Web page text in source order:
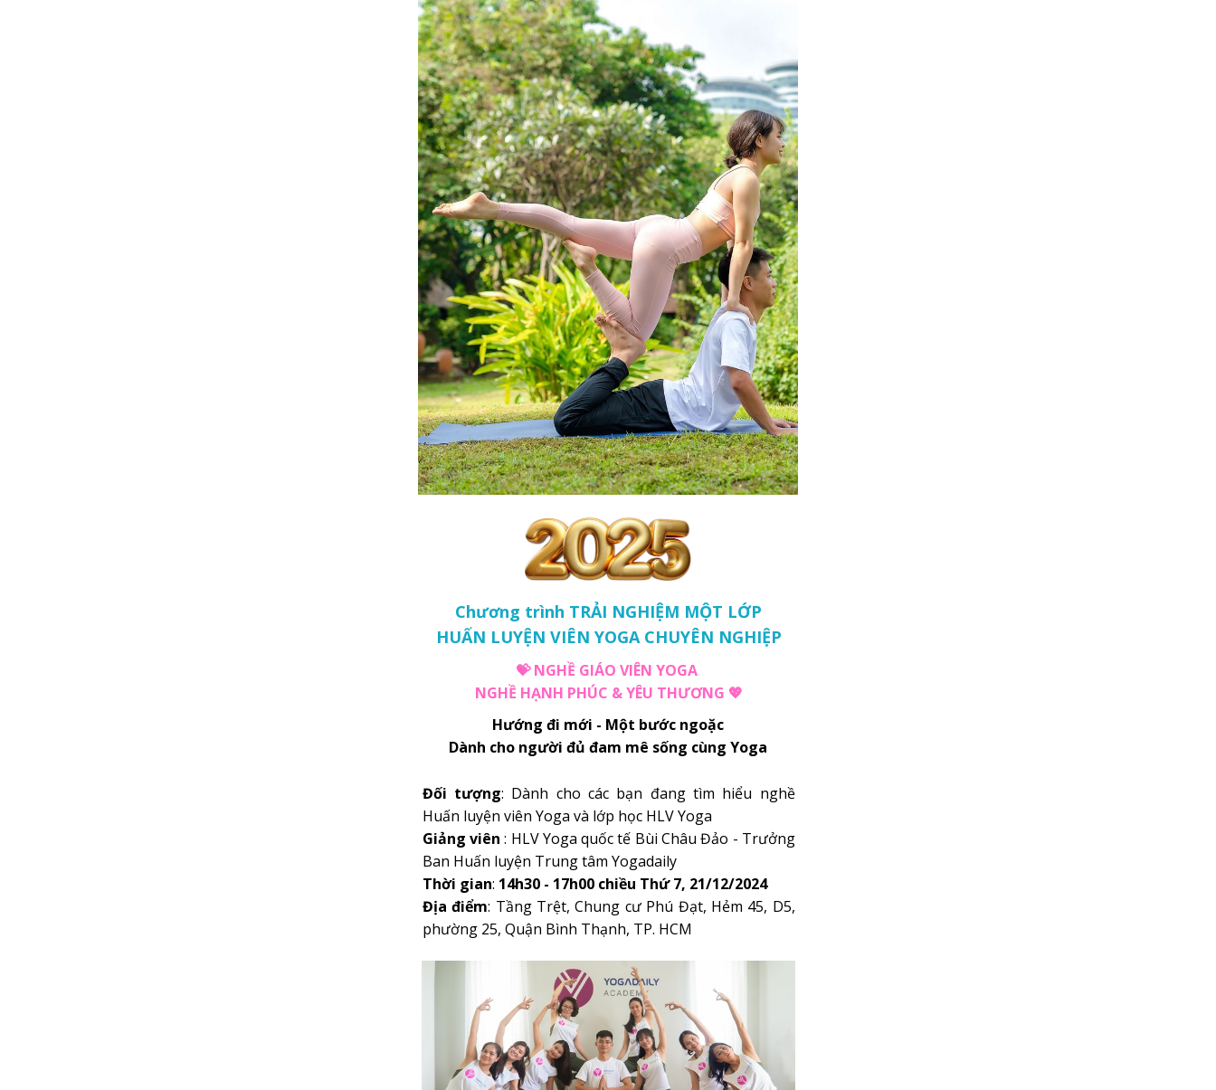
Chương trình TRẢI NGHIỆM MỘT LỚP
HUẤN LUYỆN VIÊN YOGA CHUYÊN NGHIỆP
Đối tượng: Dành cho các bạn đang tìm hiểu nghề
Huấn luyện viên Yoga và lớp học HLV Yoga
Giảng viên : HLV Yoga quốc tế Bùi Châu Đảo - Trưởng
Ban Huấn luyện Trung tâm Yogadaily
Thời gian: 14h30- 17h00 chiều Thứ 7, 21/12/2024
Địa điểm: Tầng Trệt, Chung cư Phú Đạt, Hẻm 45, D5,
phường 25, Quận Bình Thạnh, TP. HCM
💝 NGHỀ GIÁO VIÊN YOGA
NGHỀ HẠNH PHÚC & YÊU THƯƠNG 💖
Hướng đi mới - Một bước ngoặc
Dành cho người đủ đam mê sống cùng Yoga